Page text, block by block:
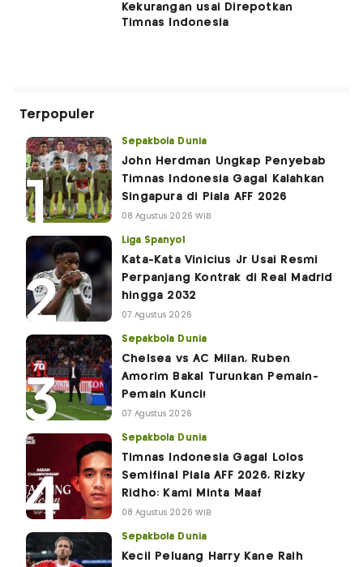
Kekurangan usai Direpotkan
Timnas Indonesia
Terpopuler
Sepakbola Dunia
John Herdman Ungkap Penyebab
Timnas Indonesia Gagal Kalahkan
Singapura di Piala AFF 2026
08 Agustus 2026 WIB
Liga Spanyol
Kata-Kata Vinicius Jr Usai Resmi
Perpanjang Kontrak di Real Madrid
hingga 2032
07 Agustus 2026
Sepakbola Dunia
Chelsea vs AC Milan, Ruben
Amorim Bakal Turunkan Pemain-
Pemain Kunci!
07 Agustus 2026
Sepakbola Dunia
Timnas Indonesia Gagal Lolos
Semifinal Piala AFF 2026, Rizky
Ridho: Kami Minta Maaf
08 Agustus 2026 WIB
Sepakbola Dunia
Kecil Peluang Harry Kane Raih